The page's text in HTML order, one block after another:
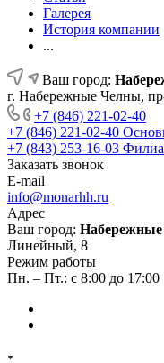
Галерея
История компании
...
Ваш город:
г. Набережные Челны,
+7 (846) 221-02-40
+7 (846) 221-02-40
+7 (843) 253-16-03
Заказать звонок
E-mail
info@monarhh.ru
Адрес
Ваш город:
Линейный, 8
Режим работы
Пн. – Пт.: с 8:00 до 17:00